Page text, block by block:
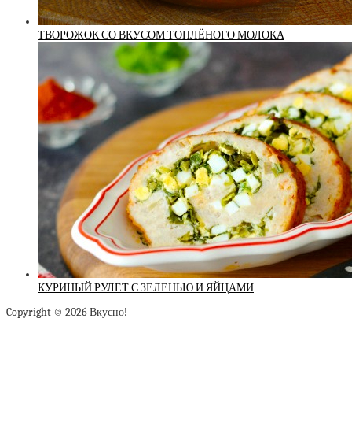
ТВОРОЖОК СО ВКУСОМ ТОПЛЁНОГО МОЛОКА
КУРИНЫЙ РУЛЕТ С ЗЕЛЕНЬЮ И ЯЙЦАМИ
Copyright © 2026 Вкусно!